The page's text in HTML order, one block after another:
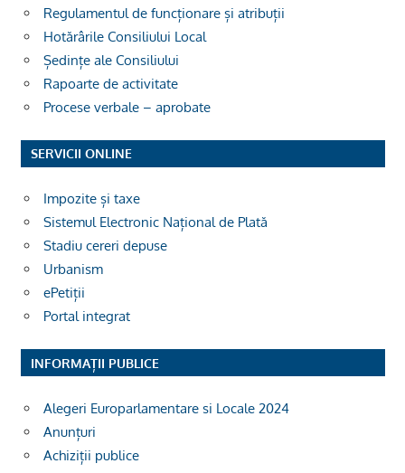
Regulamentul de funcționare și atribuții
Hotărârile Consiliului Local
Ședințe ale Consiliului
Rapoarte de activitate
Procese verbale – aprobate
SERVICII ONLINE
Impozite și taxe
Sistemul Electronic Național de Plată
Stadiu cereri depuse
Urbanism
ePetiții
Portal integrat
INFORMAȚII PUBLICE
Alegeri Europarlamentare si Locale 2024
Anunțuri
Achiziții publice